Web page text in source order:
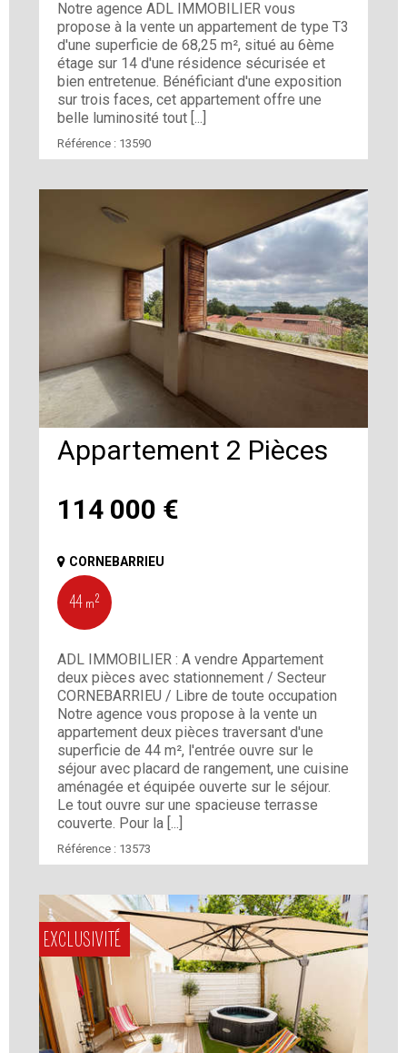
Notre agence ADL IMMOBILIER vous
propose à la vente un appartement de type T3
d'une superficie de 68,25 m², situé au 6ème
étage sur 14 d'une résidence sécurisée et
bien entretenue. Bénéficiant d'une exposition
sur trois faces, cet appartement offre une
belle luminosité tout [...]
Référence : 13590
114 000 €
Appartement 2 Pièces
CORNEBARRIEU
44 m²
ADL IMMOBILIER : A vendre Appartement
deux pièces avec stationnement / Secteur
CORNEBARRIEU / Libre de toute occupation
Notre agence vous propose à la vente un
appartement deux pièces traversant d'une
superficie de 44 m², l'entrée ouvre sur le
séjour avec placard de rangement, une cuisine
aménagée et équipée ouverte sur le séjour.
Le tout ouvre sur une spacieuse terrasse
couverte. Pour la [...]
Référence : 13573
EXCLUSIVITÉ